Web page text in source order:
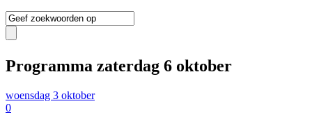
Programma zaterdag 6 oktober
woensdag 3 oktober
0